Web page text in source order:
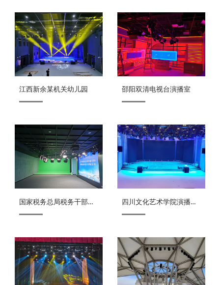
江西新余某机关幼儿园 邵阳双清电视台演播室
国家税务总局税务干部 四川文化艺术学院演播